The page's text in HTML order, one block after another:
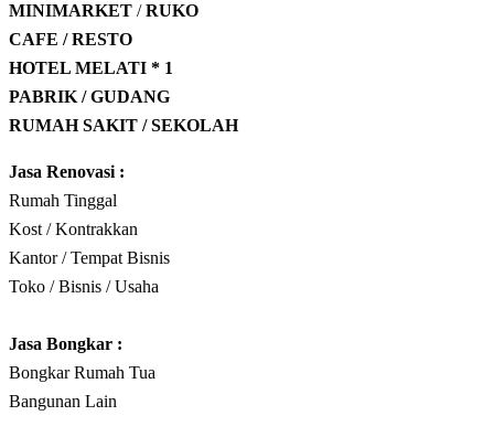
MINIMARKET /RUKO
CAFE / RESTO
HOTEL MELATI * 1
PABRIK / GUDANG
RUMAH SAKIT / SEKOLAH
Jasa Renovasi :
Rumah Tinggal
Kost / Kontrakkan
Kantor / Tempat Bisnis
Toko / Bisnis / Usaha
Jasa Bongkar :
Bongkar Rumah Tua
Bangunan Lain